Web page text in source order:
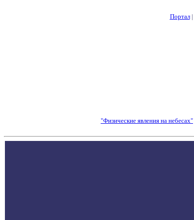
Портал|
"Физические явления на небесах"